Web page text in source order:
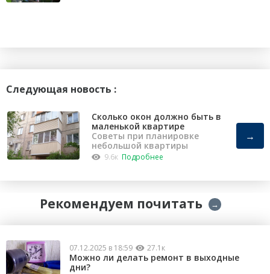
Следующая новость :
Сколько окон должно быть в
маленькой квартире
Советы при планировке
небольшой квартиры
9.6к Подробнее
→
Рекомендуем почитать →
07.12.2025 в 18:59 27.1к
Можно ли делать ремонт в выходные
дни?